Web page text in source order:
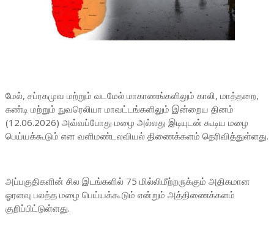
மேல், சப்ரகமுவ மற்றும் வடமேல் மாகாணங்களிலும் காலி, மாத்தறை,
கண்டி மற்றும் நுவரெலியா மாவட்டங்களிலும் இன்றைய தினம்
(12.06.2026) அவ்வப்போது மழை அல்லது இடியுடன் கூடிய மழை
பெய்யக்கூடும் என வளிமண்டலவியல் திணைக்களம் தெரிவித்துள்ளது.
அப்பகுதிகளின் சில இடங்களில் 75 மில்லிமீற்றருக்கும் அதிகமான
ஓரளவு பலத்த மழை பெய்யக்கூடும் என்றும் அத்திணைக்களம்
குறிப்பிட்டுள்ளது.